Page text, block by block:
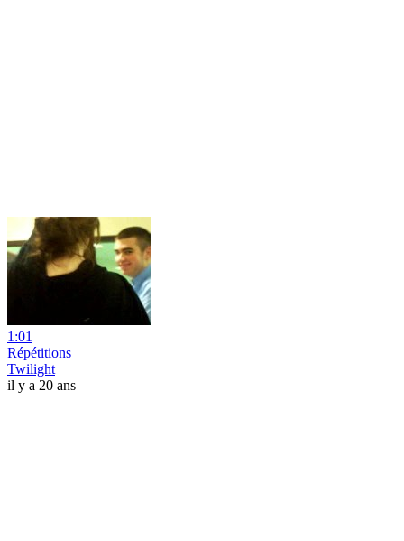
1:01
Répétitions
Twilight
il y a 20 ans